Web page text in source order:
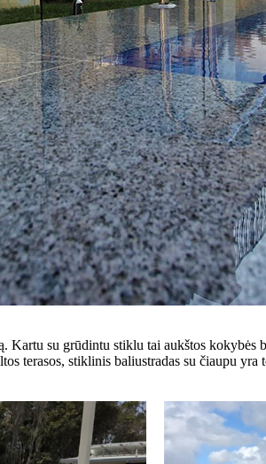
su grūdintu stiklu tai aukštos
terasos, stiklinis baliustradas su čiaupu